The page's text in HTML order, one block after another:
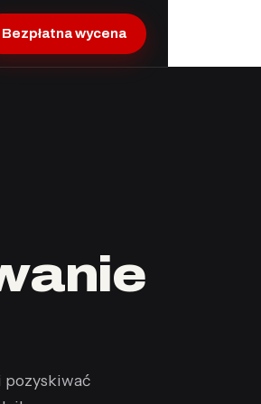
Bezpłatna wycena
pozyskiwać